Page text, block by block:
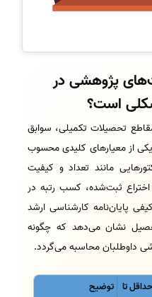
پژوهشی در
است؟
تحصیلات تکمیلی، سوابق
از معیارهای کلیدی محسوب
مانند تعداد و کیفیت
ثبت‌شده، کسب رتبه در
پایان‌نامه کارشناسی ارشد
نشان می‌دهد که چگونه
داوطلبان محاسبه می‌گردد.
حداقل تا توضیح